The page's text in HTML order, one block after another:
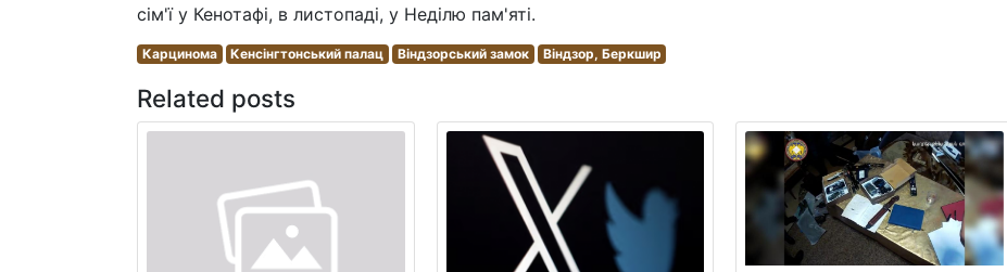
сім'ї у Кенотафі, в листопаді, у Неділю пам'яті.
Карцинома Кенсінгтонський палац Віндзорський замок Віндзор, Беркшир
Related posts